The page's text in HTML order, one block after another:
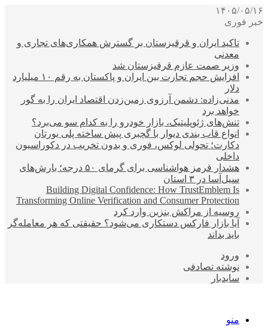
۱۴۰۵/۰۵/۱۶
خبر فوری
تاکید ایران و قرقیزستان بر گسترش همکاری‌های تجاری و
معدنی
وزیر صمت عازم قرقیزستان شد
افزایش حجم تجارت بین ایران و پاکستان به رقم ۱۰ میلیارد
دلار
مدنی‌زاده: دشمن آرزوی زمین‌زدن اقتصاد ایران را به گور
خواهد برد
تنش‌های ژئوپلیتیک، بازار خودرو را به کدام سو می‌برد؟
انواع قاب بندی دیوار با گچبری پیش ساخته پلی یورتان
دکارت؛ تحولی لوکس، فوری و بدون تخریب در دکوراسیون
داخلی
هشدار قرمز هواشناسی برای گرمای ۵۰ درجه؛ بارش‌های
سیل‌آسا در ۳ استان
Building Digital Confidence: How TrustEmblem Is
Transforming Online Verification and Consumer Protection
روسیه از مراکش بنزین وارد کرد
آیا بازار فارکس دستکاری می‌شود؟ حقیقتی که هر معامله‌گر
باید بداند
ورود
نوشته تصادفی
سایدبار
منو